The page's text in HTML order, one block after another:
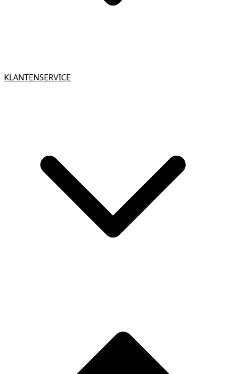
KLANTENSERVICE